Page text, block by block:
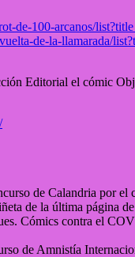
de-100-arcanos/
de-la-llamarada/
Editorial el cómic
de Calandria por el
de la última página
Cómics contra el
de Amnistía